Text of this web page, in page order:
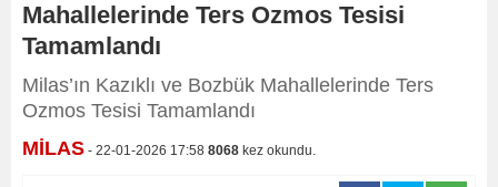
Mahallelerinde Ters Ozmos Tesisi
Tamamlandı
Milas’ın Kazıklı ve Bozbük Mahallelerinde Ters
Ozmos Tesisi Tamamlandı
MİLAS - 22-01-2026 17:58 8068 kez okundu.